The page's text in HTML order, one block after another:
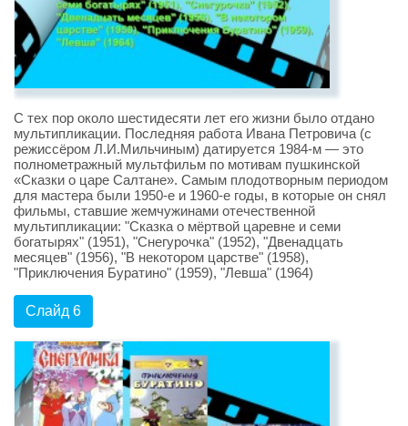
С тех пор около шестидесяти лет его жизни было отдано
мультипликации. Последняя работа Ивана Петровича (с
режиссёром Л.И.Мильчиным) датируется 1984-м — это
полнометражный мультфильм по мотивам пушкинской
«Сказки о царе Салтане». Самым плодотворным периодом
для мастера были 1950-е и 1960-е годы, в которые он снял
фильмы, ставшие жемчужинами отечественной
мультипликации: "Сказка о мёртвой царевне и семи
богатырях" (1951), "Снегурочка" (1952), "Двенадцать
месяцев" (1956), "В некотором царстве" (1958),
"Приключения Буратино" (1959), "Левша" (1964)
Слайд 6